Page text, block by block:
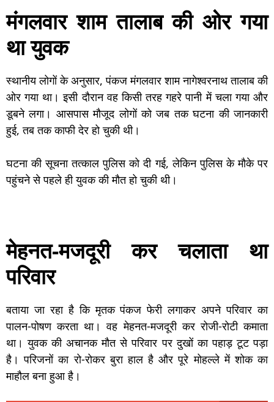
मंगलवार शाम तालाब की ओर गया
था युवक
स्थानीय लोगों के अनुसार, पंकज मंगलवार शाम नागेश्वरनाथ तालाब की
ओर गया था। इसी दौरान वह किसी तरह गहरे पानी में चला गया और
डूबने लगा। आसपास मौजूद लोगों को जब तक घटना की जानकारी
हुई, तब तक काफी देर हो चुकी थी।
घटना की सूचना तत्काल पुलिस को दी गई, लेकिन पुलिस के मौके पर
पहुंचने से पहले ही युवक की मौत हो चुकी थी।
मेहनत-मजदूरी कर चलाता था
परिवार
बताया जा रहा है कि मृतक पंकज फेरी लगाकर अपने परिवार का
पालन-पोषण करता था। वह मेहनत-मजदूरी कर रोजी-रोटी कमाता
था। युवक की अचानक मौत से परिवार पर दुखों का पहाड़ टूट पड़ा
है। परिजनों का रो-रोकर बुरा हाल है और पूरे मोहल्ले में शोक का
माहौल बना हुआ है।